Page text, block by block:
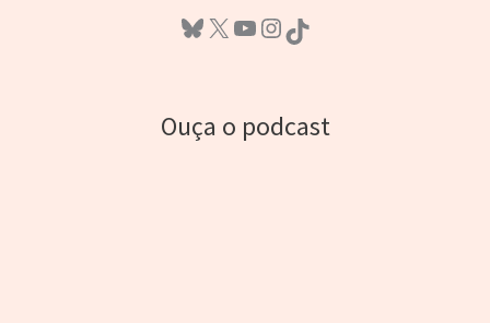
Bluesky X Youtube InstagramTikTok
Ouça o podcast